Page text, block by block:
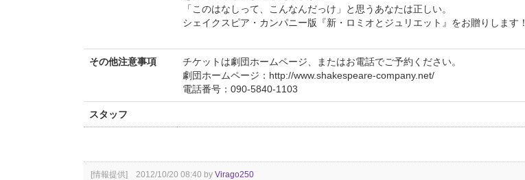
「このはなしって、こんなんだっけ」と思うあなたは正しい。
シェイクスピア・カンパニー版『新・ロミオとジュリエット』をお贈りします！
その他注意事項
チケットは劇団ホームページ、またはお電話でご予約ください。
劇団ホームページ：http://www.shakespeare-company.net/
電話番号：090-5840-1103
スタッフ
[情報提供] 2012/10/20 08:40 by Virago250